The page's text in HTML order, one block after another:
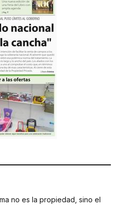
no es la propiedad, sino el